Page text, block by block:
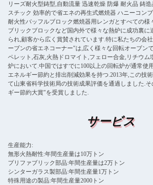
リーズ耐火型鋳型,自動流量 迅速乾燥 防爆 耐火品 鋳
スチック 効率的で省エネの再生式燃焼器 ハニーコン
耐火性バッフルブロック燃焼器用レンガとすべての様
ブリックブロックなど国内外で様々な熱炉に成功裏に
られ,顧客から広く賞賛されています.特に私たちの会
ーブンの省エネコーナー"は,広く様々な回転オーブン
ペレット,石灰,火熱ドロマイト,フェロー合金,リチウム
炉において.中国ではすでに100以上の回転炉が通常使
エネルギー節約と排出削減効果を持つ.2013年,この技
て山東省科学技術局の技術成果評価を通過しました.
ギー節約大賞"を受賞しました.
サービス
生産能力:
無形火熱耐性:年間生産量は10万トン
プリファブリック部品:年間生産量は2万トン
シンターガラス製部品:年間生産量1万トン
特殊用途の製品:年間生産量2000トン